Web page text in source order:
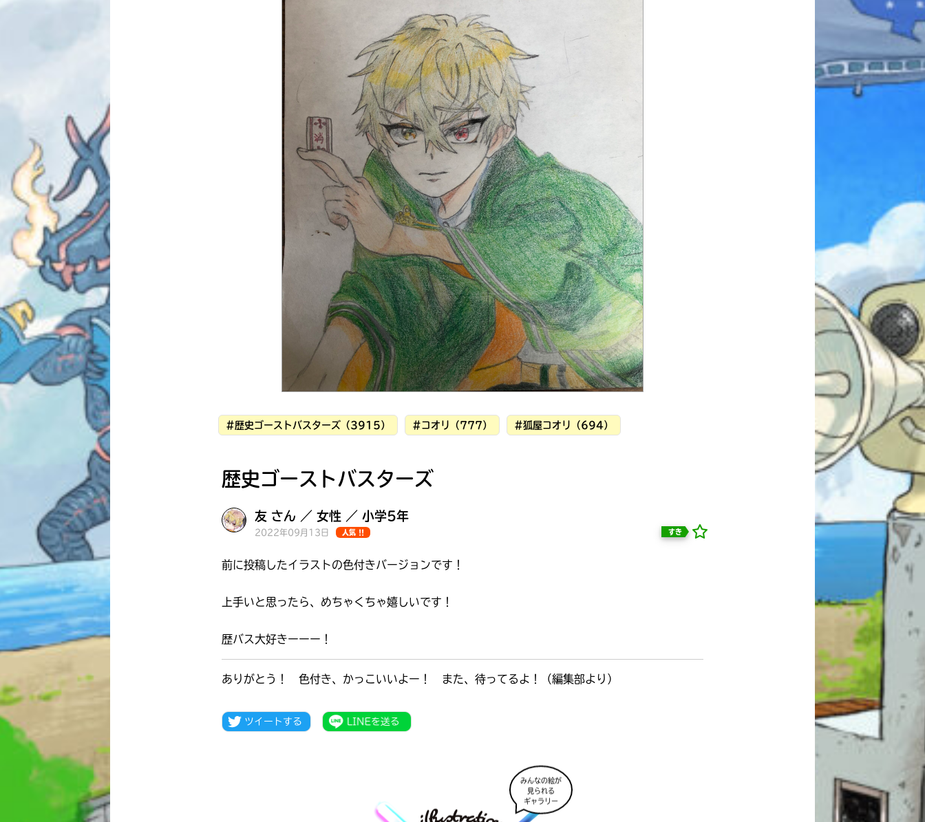
読みたい本が
見つかる
大人気
シリーズに
出会える
キミノラジオ配信中！
いろんな動画が
みんなの絵が
歴史ゴーストバスターズ
#歴史ゴーストバスターズ（3915） #コオリ（777） #狐屋コオリ（694）
友 さん ／ 女性 ／ 小学5年
2022年09月13日 人気 !! すき
前に投稿したイラストの色付きバージョンです！
上手いと思ったら、めちゃくちゃ嬉しいです！
歴バス大好きーーー！
ありがとう！ 色付き、かっこいいよー！ また、待ってるよ！（編集部より）
みんなの絵が
見られる
ギャラリー